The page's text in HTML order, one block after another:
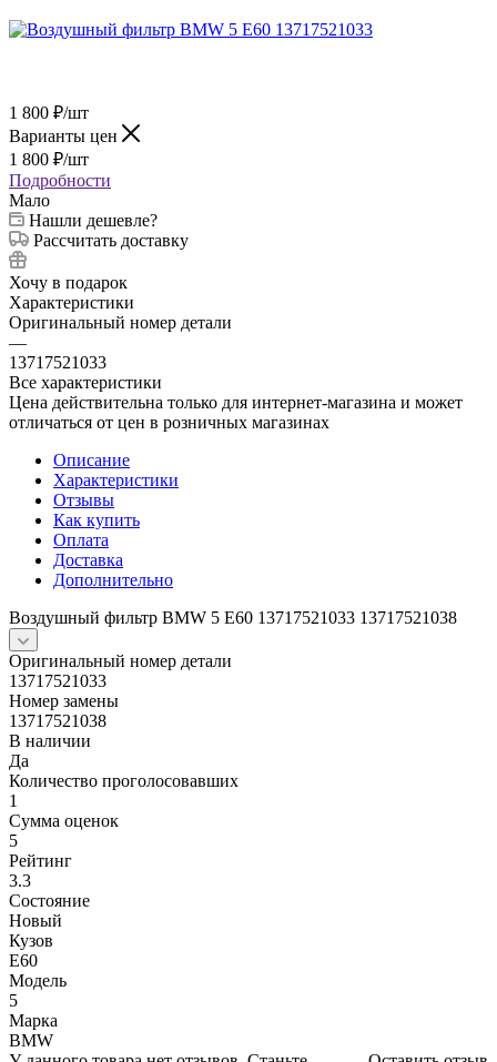
1 800 ₽/шт
Варианты цен
1 800 ₽/шт
Подробности
Мало
Нашли дешевле?
Рассчитать доставку
Хочу в подарок
Характеристики
Оригинальный номер детали
—
13717521033
Все характеристики
Цена действительна только для интернет-магазина и может
отличаться от цен в розничных магазинах
Описание
Характеристики
Отзывы
Как купить
Оплата
Доставка
Дополнительно
Воздушный фильтр BMW 5 E60 13717521033 13717521038
Оригинальный номер детали
13717521033
Номер замены
13717521038
В наличии
Да
Количество проголосовавших
1
Сумма оценок
5
Рейтинг
3.3
Состояние
Новый
Кузов
Е60
Модель
5
Марка
BMW